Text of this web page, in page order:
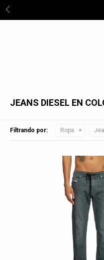
JEANS DIESEL EN
Filtrando por: Ropa